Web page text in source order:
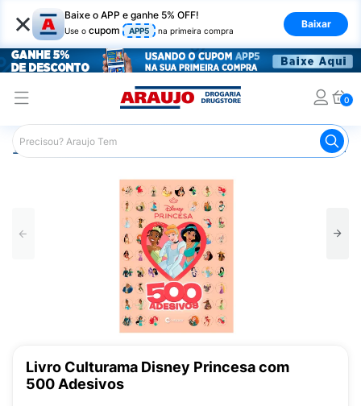
× Baixe o APP e ganhe 5% OFF!
Use o cupom APP5 na primeira compra
Baixar
0
Araujo Mercado Livro Culturama
Livro Culturama Disney Princesa com
500 Adesivos